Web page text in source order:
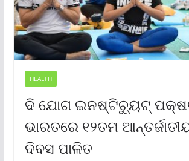
HEALTH
ଦି ଯୋଗ ଇନଷ୍ଟିଚ୍ୟୁଟ୍
ଭାରତରେ ୧୨ତମ
ଦିବସ ପାଳିତ